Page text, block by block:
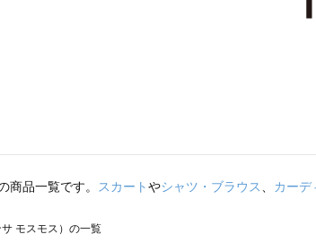
商品一覧です。 スカートやシャツ・ブラウス、 カーデ
モスモス）の一覧